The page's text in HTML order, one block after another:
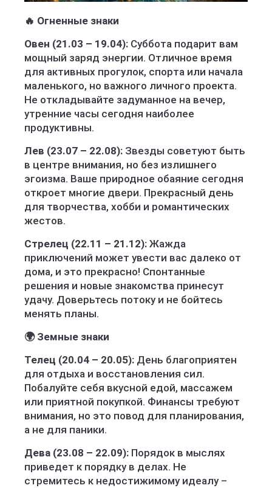
🔥 Огненные знаки
Овен (21.03 – 19.04): Суббота подарит вам
мощный заряд энергии. Отличное время
для активных прогулок, спорта или начала
маленького, но важного личного проекта.
Не откладывайте задуманное на вечер,
утренние часы сегодня наиболее
продуктивны.
Лев (23.07 – 22.08): Звезды советуют быть
в центре внимания, но без излишнего
эгоизма. Ваше природное обаяние сегодня
откроет многие двери. Прекрасный день
для творчества, хобби и романтических
жестов.
Стрелец (22.11 – 21.12): Жажда
приключений может увести вас далеко от
дома, и это прекрасно! Спонтанные
решения и новые знакомства принесут
удачу. Доверьтесь потоку и не бойтесь
менять планы.
🌍 Земные знаки
Телец (20.04 – 20.05): День благоприятен
для отдыха и восстановления сил.
Побалуйте себя вкусной едой, массажем
или приятной покупкой. Финансы требуют
внимания, но это повод для планирования,
а не для паники.
Дева (23.08 – 22.09): Порядок в мыслях
приведет к порядку в делах. Не
стремитесь к недостижимому идеалу –